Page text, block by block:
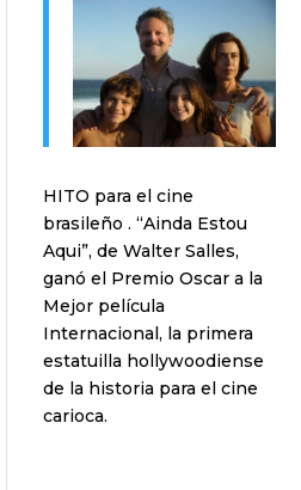
HITO para el cine
brasileño . “Ainda Estou
Aqui”, de Walter Salles,
ganó el Premio Oscar a la
Mejor película
Internacional, la primera
estatuilla hollywoodiense
de la historia para el cine
carioca.